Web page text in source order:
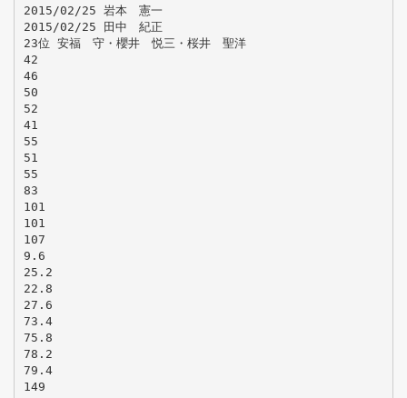
2015/02/25 岩本 憲一
2015/02/25 田中 紀正
23位 安福 守・櫻井 悦三・桜井 聖洋
42
46
50
52
41
55
51
55
83
101
101
107
9.6
25.2
22.8
27.6
73.4
75.8
78.2
79.4
149